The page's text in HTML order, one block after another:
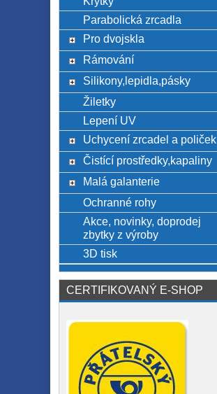
Parabolická zrcadla
Pro dvojskla
Rámování
Silikony,lepidla,pásky
Žiletky
Lepení UV
Uchycení zrcadel a poliček
Čistící prostředky,kapaliny
Malá galanterie
Ochranné rohy
Akce, novinky, doprodej
zbytky z výroby
3D tisk
CERTIFIKOVANÝ E-SHOP